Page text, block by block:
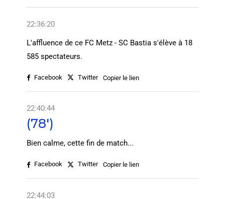
22:36:20
L'affluence de ce FC Metz - SC Bastia s'élève à 18
585 spectateurs.
Facebook Twitter Copier le lien
22:40:44
(78')
Bien calme, cette fin de match...
Facebook Twitter Copier le lien
22:44:03